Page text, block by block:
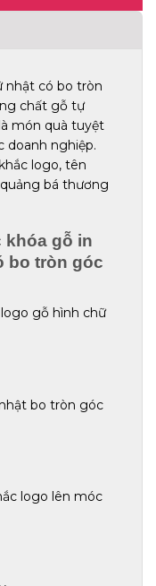
nhật có bo tròn
chất gỗ tự
món quà tuyệt
doanh nghiệp.
logo, tên
bá thương
khóa gỗ in
bo tròn góc
gỗ hình chữ
bo tròn góc
logo lên móc